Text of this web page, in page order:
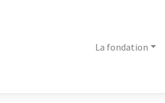
La fondation